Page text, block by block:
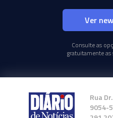
Ver
Consulte as
gratuitamente as
Rua
9054-